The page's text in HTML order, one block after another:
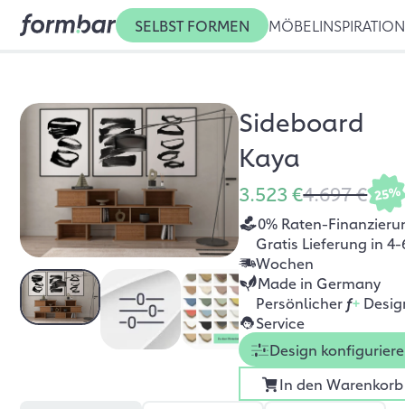
SELBST FORMEN MÖBEL INSPIRATION
Sideboard
Kaya
3.523 €4.697 € 25%
0% Raten-
Gratis Lieferung in 4-
Wochen
Made in Germany
Persönlicher f+
Service
Design
In den Warenkorb